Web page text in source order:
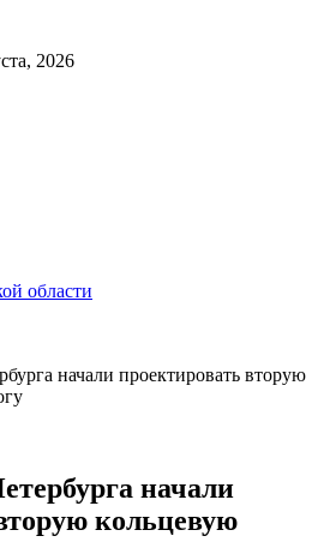
2026
области
начали проектировать вторую
начали
кольцевую